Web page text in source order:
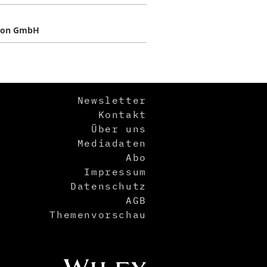
GmbH
Newsletter
Kontakt
Über uns
Mediadaten
Abo
Impressum
Datenschutz
AGB
Themenvorschau